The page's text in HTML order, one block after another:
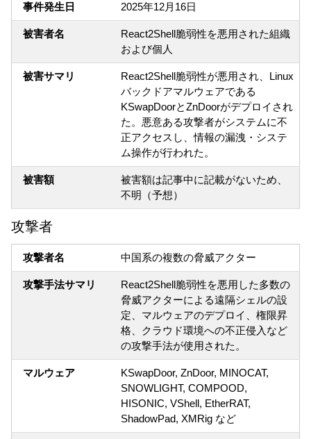
事件発生日 2025年12月16日
被害者名
React2Shell脆弱性を悪用された組織
および個人
被害サマリ
React2Shell脆弱性が悪用され、Linux
バックドアマルウェアである
KSwapDoorとZnDoorがデプロイされ
た。悪意ある攻撃者がシステムに不
正アクセスし、情報の漏洩・システ
ム操作が行われた。
被害額
被害額は記事中に記載がないため、
不明（予想）
攻撃者
攻撃者名 中国系の複数の脅威アクター
攻撃手法サマリ
React2Shell脆弱性を悪用した多数の
脅威アクターによる遠隔シェルの設
定、マルウェアのデプロイ、権限昇
格、クラウド環境への不正侵入など
の攻撃手法が使用された。
マルウェア
KSwapDoor, ZnDoor, MINOCAT,
SNOWLIGHT, COMPOOD,
HISONIC, VShell, EtherRAT,
ShadowPad, XMRig など